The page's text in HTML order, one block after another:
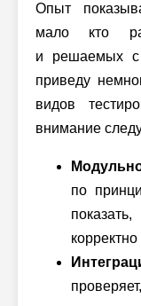
Опыт
мало кто
и решаемых с
приведу
видов
внимание
по